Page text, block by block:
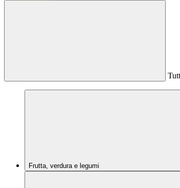
Frutta, verdura e legumi